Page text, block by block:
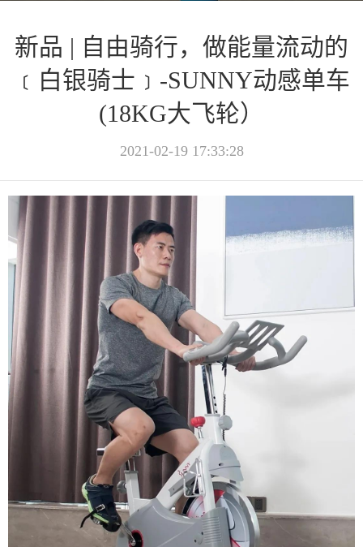
新品 | 自由骑行，做能量流动的
﹝白银骑士﹞-SUNNY动感单车
(18KG大飞轮）
2021-02-19 17:33:28